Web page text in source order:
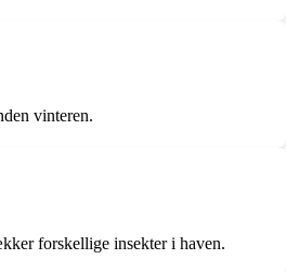
vinteren.
forskellige insekter i haven.